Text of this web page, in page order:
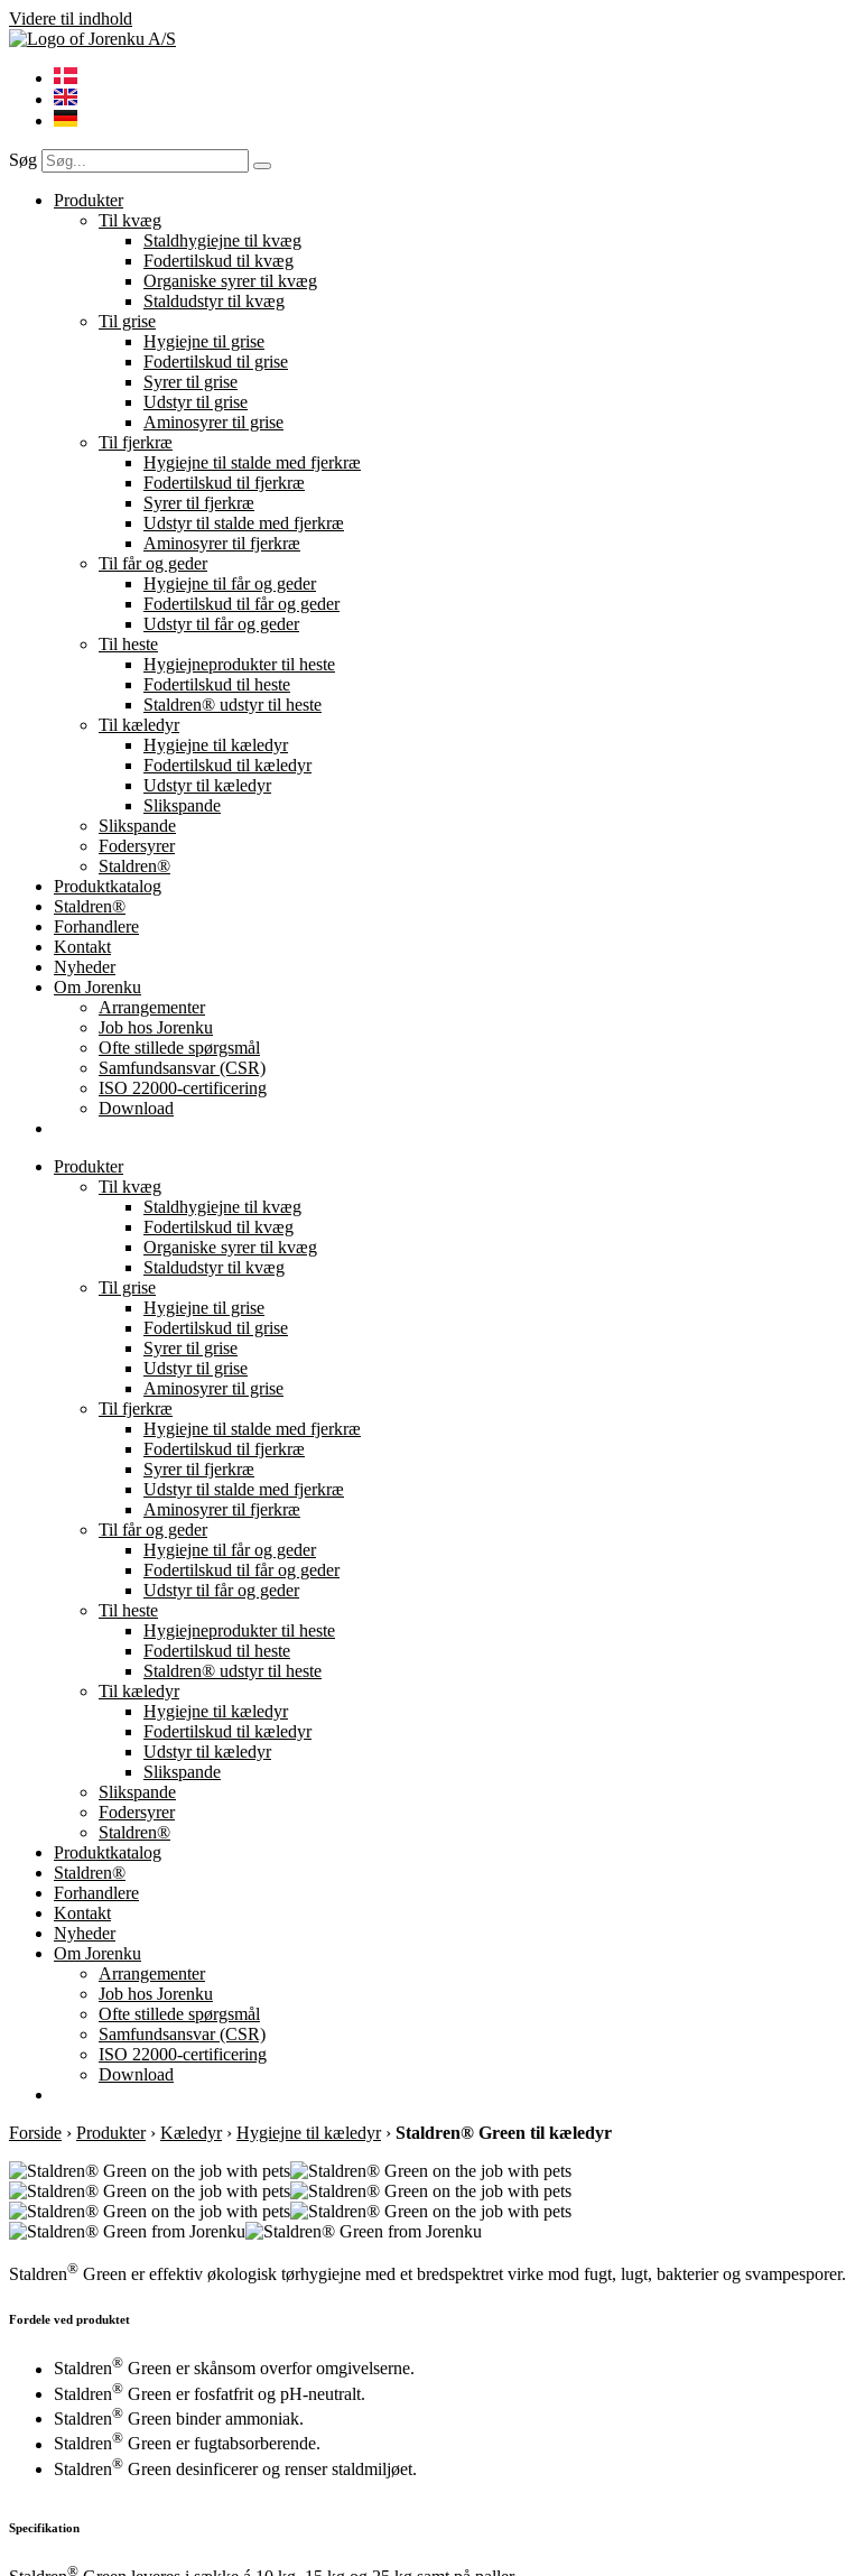
Videre til indhold
Søg
Produkter
Til kvæg
Staldhygiejne til kvæg
Fodertilskud til kvæg
Organiske syrer til kvæg
Staldudstyr til kvæg
Til grise
Hygiejne til grise
Fodertilskud til grise
Syrer til grise
Udstyr til grise
Aminosyrer til grise
Til fjerkræ
Hygiejne til stalde med fjerkræ
Fodertilskud til fjerkræ
Syrer til fjerkræ
Udstyr til stalde med fjerkræ
Aminosyrer til fjerkræ
Til får og geder
Hygiejne til får og geder
Fodertilskud til får og geder
Udstyr til får og geder
Til heste
Hygiejneprodukter til heste
Fodertilskud til heste
Staldren® udstyr til heste
Til kæledyr
Hygiejne til kæledyr
Fodertilskud til kæledyr
Udstyr til kæledyr
Slikspande
Slikspande
Fodersyrer
Staldren®
Produktkatalog
Staldren®
Forhandlere
Kontakt
Nyheder
Om Jorenku
Arrangementer
Job hos Jorenku
Ofte stillede spørgsmål
Samfundsansvar (CSR)
ISO 22000-certificering
Download
Produkter
Til kvæg
Staldhygiejne til kvæg
Fodertilskud til kvæg
Organiske syrer til kvæg
Staldudstyr til kvæg
Til grise
Hygiejne til grise
Fodertilskud til grise
Syrer til grise
Udstyr til grise
Aminosyrer til grise
Til fjerkræ
Hygiejne til stalde med fjerkræ
Fodertilskud til fjerkræ
Syrer til fjerkræ
Udstyr til stalde med fjerkræ
Aminosyrer til fjerkræ
Til får og geder
Hygiejne til får og geder
Fodertilskud til får og geder
Udstyr til får og geder
Til heste
Hygiejneprodukter til heste
Fodertilskud til heste
Staldren® udstyr til heste
Til kæledyr
Hygiejne til kæledyr
Fodertilskud til kæledyr
Udstyr til kæledyr
Slikspande
Slikspande
Fodersyrer
Staldren®
Produktkatalog
Staldren®
Forhandlere
Kontakt
Nyheder
Om Jorenku
Arrangementer
Job hos Jorenku
Ofte stillede spørgsmål
Samfundsansvar (CSR)
ISO 22000-certificering
Download
Forside › Produkter› Kæledyr› Hygiejne til kæledyr› Staldren® Green til kæledyr
Staldren® Green er effektiv økologisk tørhygiejne med et bredspektret virke mod fugt, lugt, bakterier og svampesporer.
Fordele ved produktet
Staldren® Green er skånsom overfor omgivelserne.
Staldren® Green er fosfatfrit og pH-neutralt.
Staldren® Green binder ammoniak.
Staldren® Green er fugtabsorberende.
Staldren® Green desinficerer og renser staldmiljøet.
Specifikation
®